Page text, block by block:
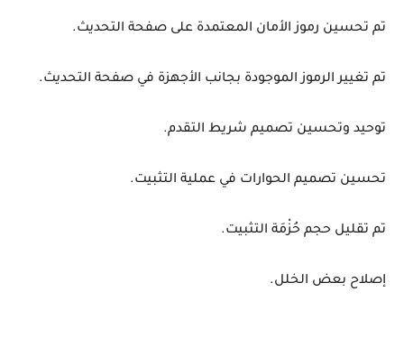
تم تحسين رموز الأمان المعتمدة على صفحة التحديث.
تم تغيير الرموز الموجودة بجانب الأجهزة في صفحة التحديث.
توحيد وتحسين تصميم شريط التقدم.
تحسين تصميم الحوارات في عملية التثبيت.
تم تقليل حجم حُزْمَة التثبيت.
إصلاح بعض الخلل.